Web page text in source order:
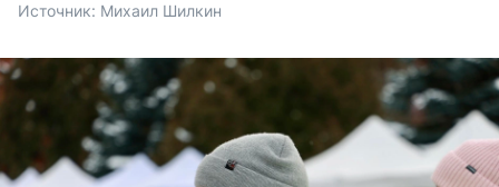
Источник: Михаил Шилкин